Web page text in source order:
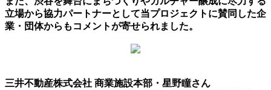
立場から協力パートナーとして当プロジェクトに賛同した企
業・団体からもコメントが寄せられました。
三井不動産株式会社 商業施設本部・星野瞳さん